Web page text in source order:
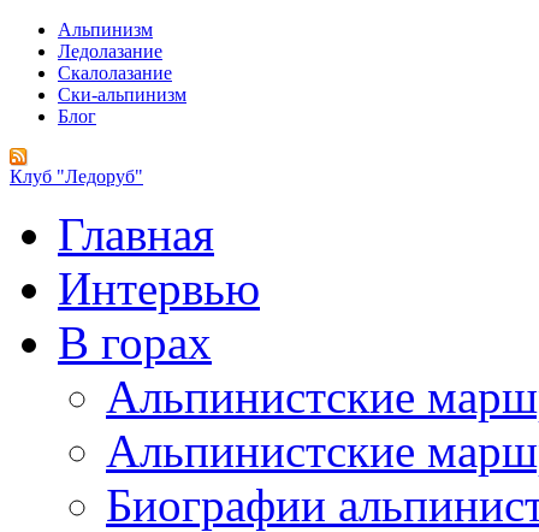
Альпинизм
Ледолазание
Скалолазание
Ски-альпинизм
Блог
Клуб "Ледоруб"
Главная
Интервью
В горах
Альпинистские
Альпинистские
Биографии